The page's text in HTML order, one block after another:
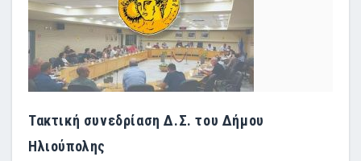
Τακτική συνεδρίαση Δ.Σ. του Δήμου
Ηλιούπολης